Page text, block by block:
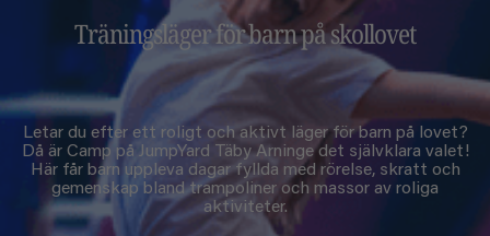
Träningsläger för barn på skollovet
Letar du efter ett roligt och aktivt läger för barn på lovet?
Då är Camp på JumpYard Täby Arninge det självklara valet!
Här får barn uppleva dagar fyllda med rörelse, skratt och
gemenskap bland trampoliner och massor av roliga
aktiviteter.